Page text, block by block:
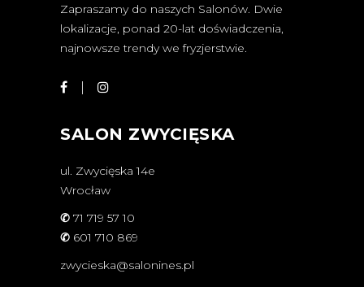
Zapraszamy do naszych Salonów. Dwie
lokalizacje, ponad 20-lat doświadczenia,
najnowsze trendy we fryzjerstwie.
SALON ZWYCIĘSKA
ul. Zwycięska 14e
Wrocław
✆ 71 719 57 10
✆ 601 710 869
zwycieska@salonines.pl